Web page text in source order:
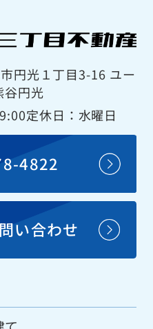
円光１丁目3-16 ユー
谷円光
定休日：水曜日
4822
い合わせ